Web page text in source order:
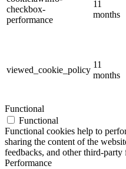
checkbox-
performance
11
months
viewed_cookie_policy
11
months
Functional
Functional
Functional cookies help to
sharing the content of the
feedbacks, and other third-party
Performance